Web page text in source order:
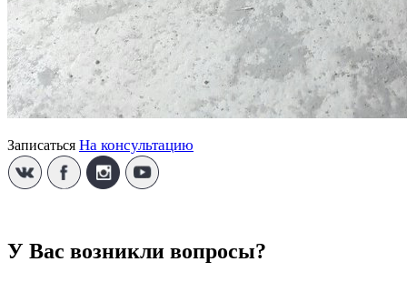
Записаться На консультацию
У Вас возникли вопросы?